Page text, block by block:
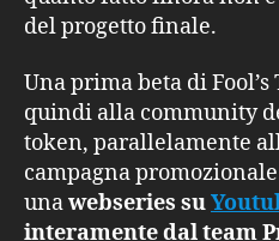
del progetto finale.
Una prima beta di Fool’s
quindi alla community
token, parallelamente
campagna promozionale
unawebseries su
interamente dal team